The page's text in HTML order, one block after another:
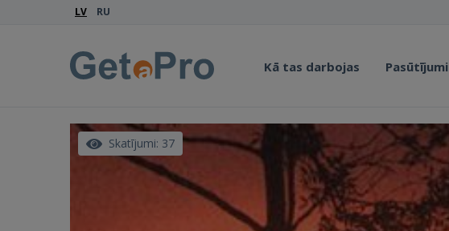
LV RU
Kā tas darbojas Pasūtījumi
Skatījumi: 37